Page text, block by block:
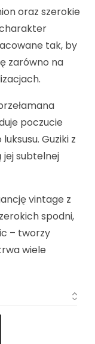
oraz szerokie
tak, by
zarówno na
poczucie
Guziki z
subtelnej
vintage z
spodni,
– tworzy
wiele